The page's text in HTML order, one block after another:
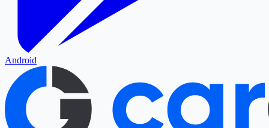
Android